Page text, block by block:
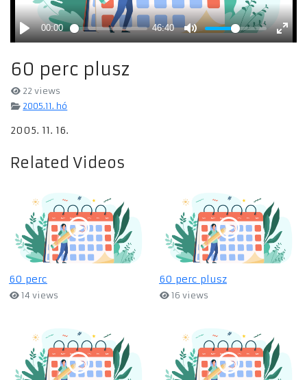
60 perc plusz
22 views
2005.11. hó
2005. 11. 16.
Related Videos
60 perc
14 views
60 perc plusz
16 views